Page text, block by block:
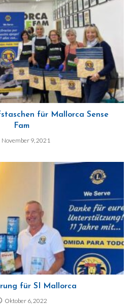
für Mallorca Sense
Fam
November 9, 2021
für SI Mallorca
Oktober 6, 2022